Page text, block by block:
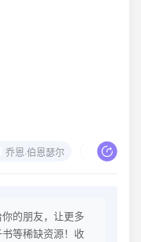
乔恩·伯恩瑟尔 辛西娅·阿戴-
的朋友，让更多
等稀缺资源！收